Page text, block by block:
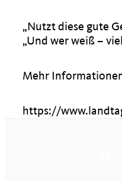
Nutzt diese gute
Und wer weiß –
Mehr
https://